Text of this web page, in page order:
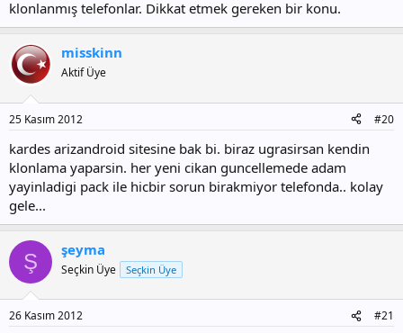
klonlanmış telefonlar. Dikkat etmek gereken bir konu.
misskinn
Aktif Üye
25 Kasım 2012 #20
kardes arizandroid sitesine bak bi. biraz ugrasirsan kendin
klonlama yaparsin. her yeni cikan guncellemede adam
yayinladigi pack ile hicbir sorun birakmiyor telefonda.. kolay
gele...
Ş şeyma
Seçkin Üye Seçkin Üye
26 Kasım 2012 #21